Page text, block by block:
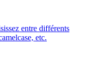
entre différents
etc.